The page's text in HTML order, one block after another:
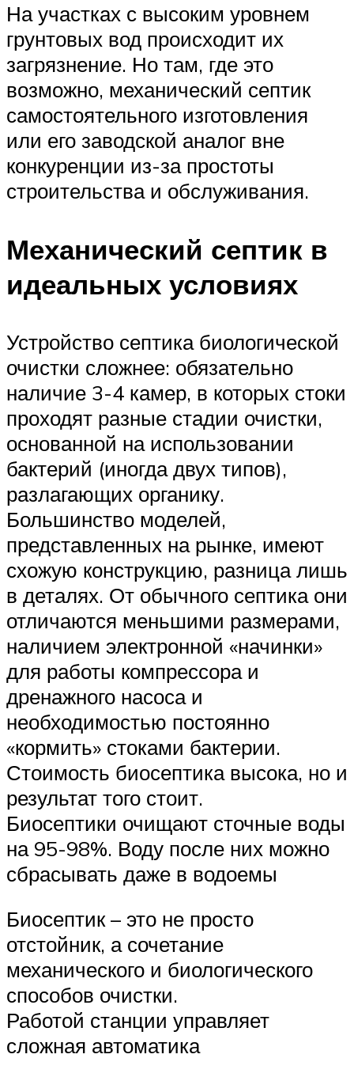
На участках с высоким уровнем
грунтовых вод происходит их
загрязнение. Но там, где это
возможно, механический септик
самостоятельного изготовления
или его заводской аналог вне
конкуренции из-за простоты
строительства и обслуживания.
Механический септик в
идеальных условиях
Устройство септика биологической
очистки сложнее: обязательно
наличие 3-4 камер, в которых стоки
проходят разные стадии очистки,
основанной на использовании
бактерий (иногда двух типов),
разлагающих органику.
Большинство моделей,
представленных на рынке, имеют
схожую конструкцию, разница лишь
в деталях. От обычного септика они
отличаются меньшими размерами,
наличием электронной «начинки»
для работы компрессора и
дренажного насоса и
необходимостью постоянно
«кормить» стоками бактерии.
Стоимость биосептика высока, но и
результат того стоит.
Биосептики очищают сточные воды
на 95-98%. Воду после них можно
сбрасывать даже в водоемы
Биосептик – это не просто
отстойник, а сочетание
механического и биологического
способов очистки.
Работой станции управляет
сложная автоматика